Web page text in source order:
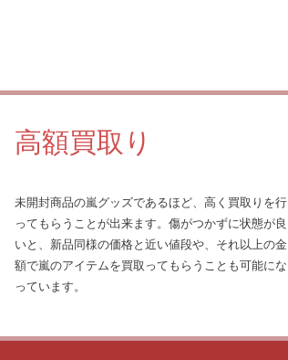
高額買取り
未開封商品の嵐グッズであるほど、高く買取りを行
ってもらうことが出来ます。傷がつかずに状態が良
いと、新品同様の価格と近い値段や、それ以上の金
額で嵐のアイテムを買取ってもらうことも可能にな
っています。